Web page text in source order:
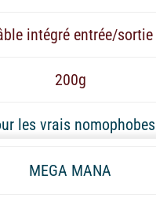
intégré entrée/sortie
200g
les vrais nomophobes
MEGA MANA